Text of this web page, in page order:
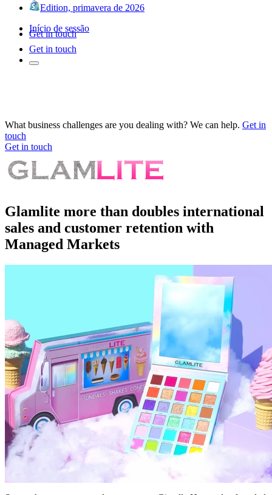
Edition, primavera de 2026
Início de sessão
Get in touch
Get in touch
What business challenges are you dealing with? We can help. Get in
touch
Get in touch
Glamlite more than doubles international
sales and customer retention with
Managed Markets